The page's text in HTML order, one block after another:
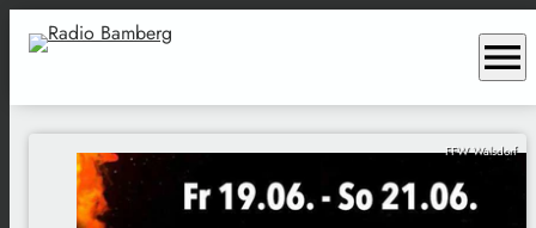
menu
FFW Walsdorf